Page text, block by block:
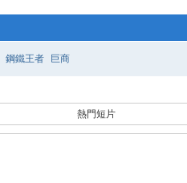
鋼鐵王者 巨商
熱門短片